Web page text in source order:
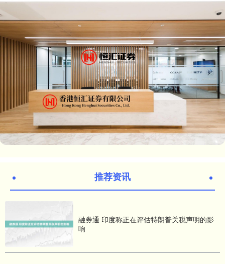
推荐资讯
融券通 印度称正在评估特朗普关税声明的影
响